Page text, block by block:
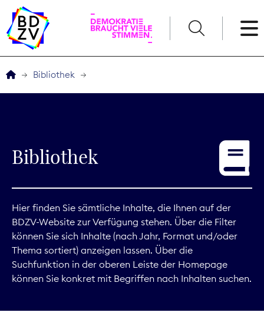
Service
Digitales
Kommunikation
Marktdaten
Bibliothek
Bibliothek
Hier finden Sie sämtliche Inhalte, die Ihnen auf der
BDZV-Website zur Verfügung stehen. Über die Filter
können Sie sich Inhalte (nach Jahr, Format und/oder
Thema sortiert) anzeigen lassen. Über die
Suchfunktion in der oberen Leiste der Homepage
können Sie konkret mit Begriffen nach Inhalten suchen.